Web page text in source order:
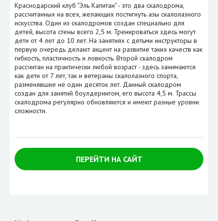
Краснодарский клуб "Эль Капитан" - это два скалодрома,
рассчитанных на всех, желающих постигнуть азы скалолазного
искусства. Один из скалодромов создан специально для
детей, высота стены всего 2,5 м. Тренироваться здесь могут
дети от 4 лет до 10 лет. На занятиях с детьми инструкторы в
первую очередь делают акцент на развитие таких качеств как
гибкость, пластичность и ловкость. Второй скалодром
рассчитан на практически любой возраст - здесь занимаются
как дети от 7 лет, так и ветераны скалолазного спорта,
разменявшие не один десяток лет. Данный скалодром
создан для занятий боулдерингом, его высота 4,5 м. Трассы
скалодрома регулярно обновляются и имеют разные уровни
сложности.
ПЕРЕЙТИ НА САЙТ